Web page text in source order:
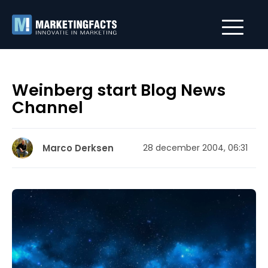
Weinberg start Blog News
Channel
Marco Derksen 28 december 2004, 06:31